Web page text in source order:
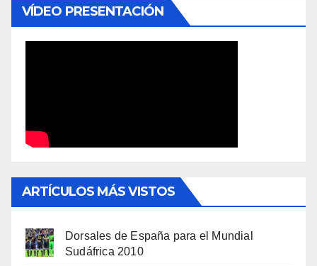
VÍDEO PRESENTACIÓN
ARTÍCULOS MÁS VISTOS
Dorsales de España para el Mundial
Sudáfrica 2010